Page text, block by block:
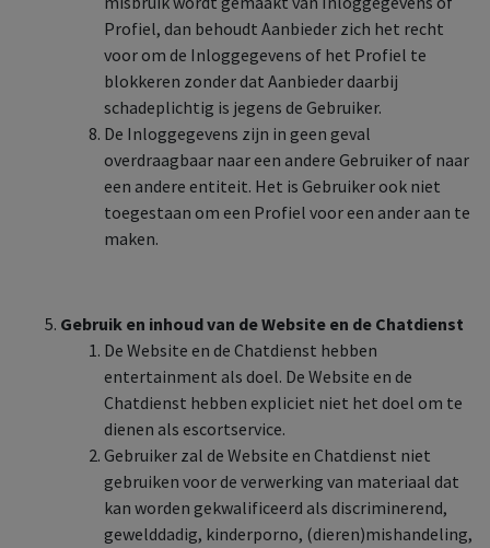
Profiel, dan behoudt Aanbieder zich het recht
voor om de Inloggegevens of het Profiel te
blokkeren zonder dat Aanbieder daarbij
schadeplichtig is jegens de Gebruiker.
De Inloggegevens zijn in geen geval
overdraagbaar naar een andere Gebruiker of naar
een andere entiteit. Het is Gebruiker ook niet
toegestaan om een Profiel voor een ander aan te
maken.
Gebruik en inhoud van de Website en de Chatdienst
De Website en de Chatdienst hebben
entertainment als doel. De Website en de
Chatdienst hebben expliciet niet het doel om te
dienen als escortservice.
Gebruiker zal de Website en Chatdienst niet
gebruiken voor de verwerking van materiaal dat
kan worden gekwalificeerd als discriminerend,
gewelddadig, kinderporno, (dieren)mishandeling,